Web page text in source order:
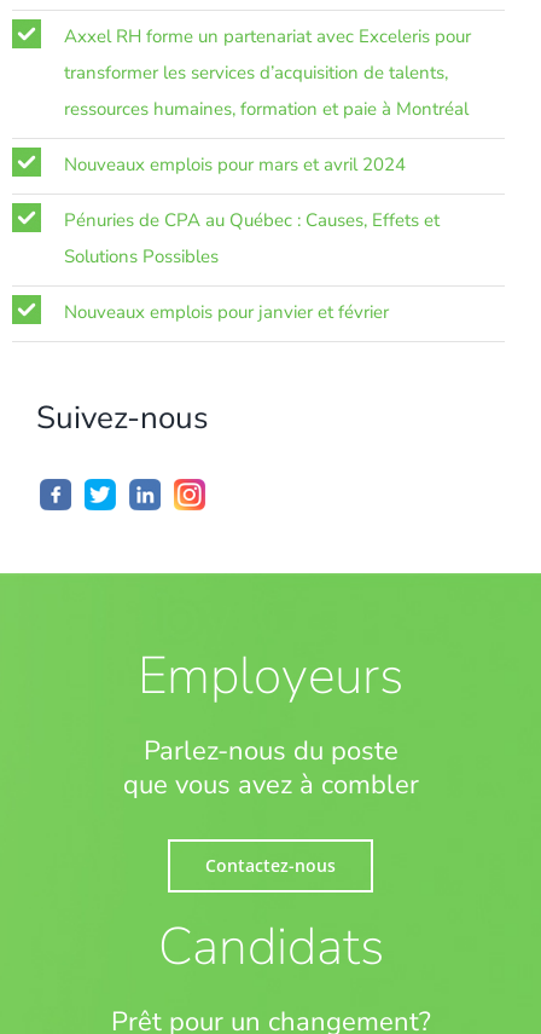
Axxel RH forme un partenariat avec Exceleris pour
transformer les services d’acquisition de talents,
ressources humaines, formation et paie à Montréal
Nouveaux emplois pour mars et avril 2024
Pénuries de CPA au Québec : Causes, Effets et
Solutions Possibles
Nouveaux emplois pour janvier et février
Suivez-nous
Employeurs
Parlez-nous du poste
que vous avez à combler
Contactez-nous
Candidats
Prêt pour un changement?